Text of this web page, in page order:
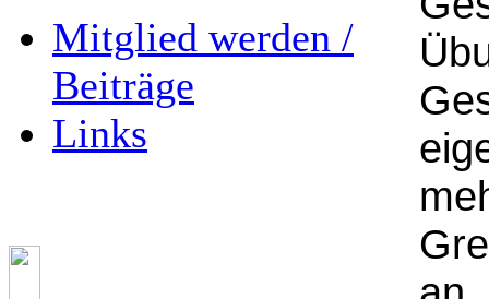
Mitglied werden /
Beiträge
Links